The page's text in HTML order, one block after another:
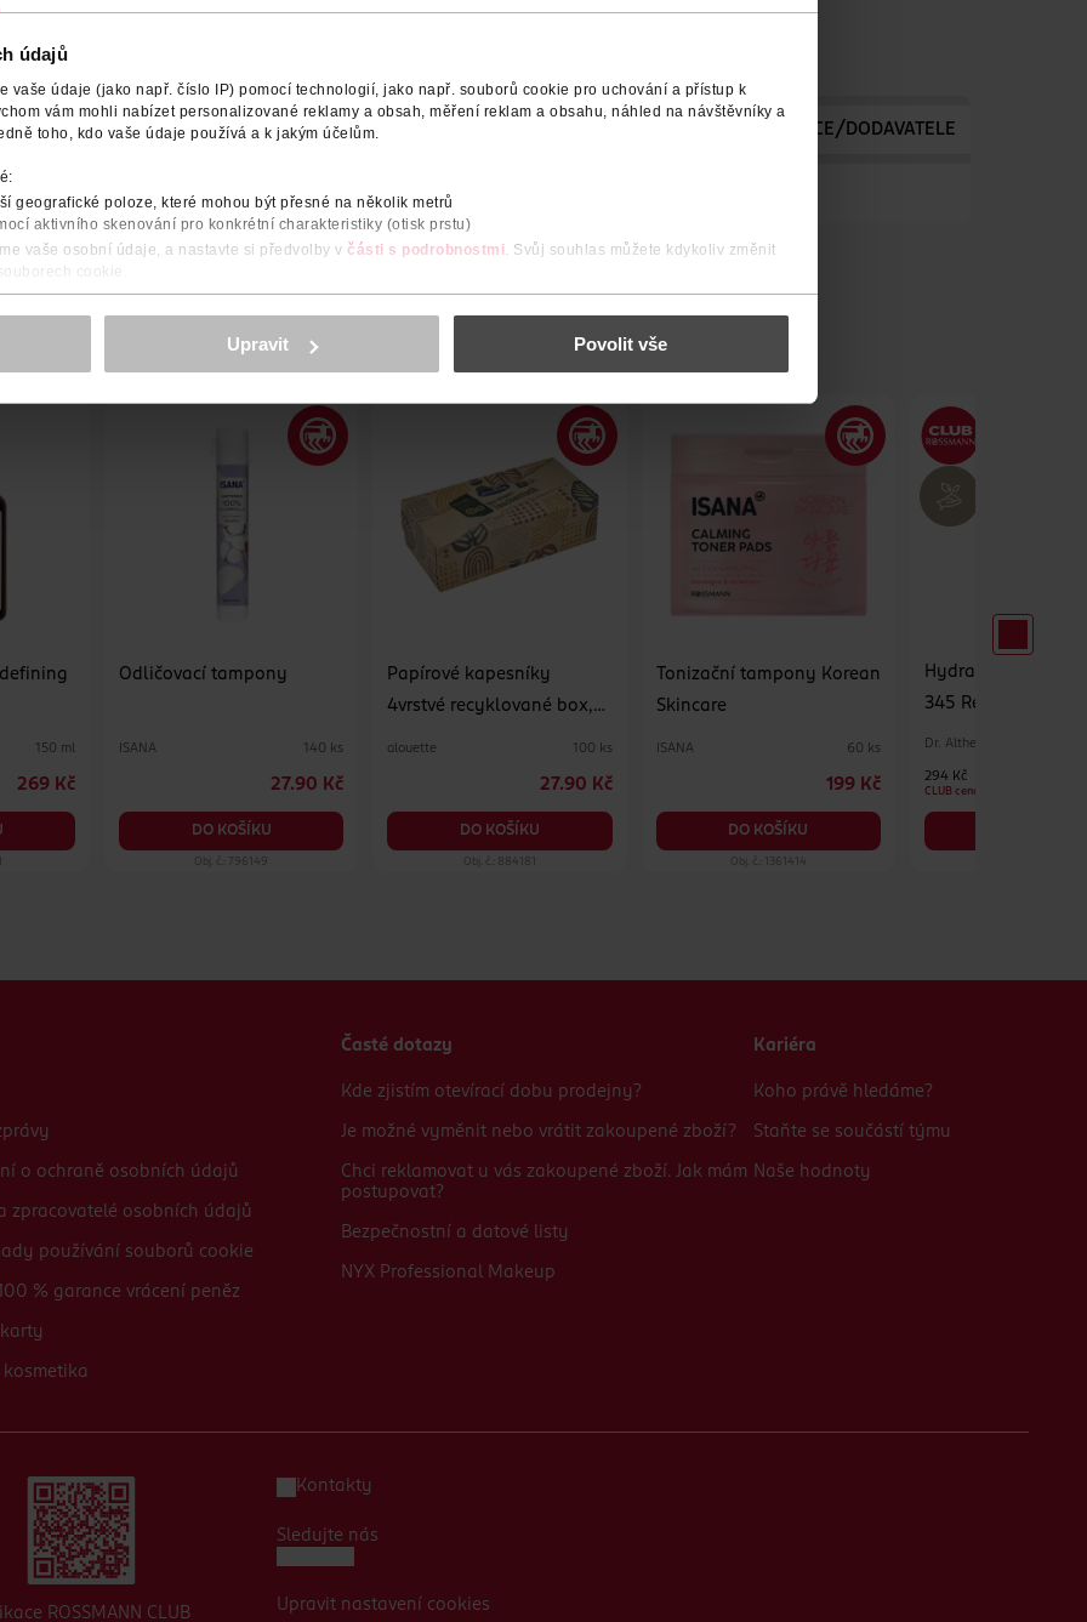
údajů
vaše údaje (jako např. číslo IP) pomocí technologií, jako např. souborů cookie pro uchování a přístup k
vám mohli nabízet personalizované reklamy a obsah, měření reklam a obsahu, náhled na návštěvníky a
toho, kdo vaše údaje používá a k jakým účelům.
geografické poloze, které mohou být přesné na několik metrů
aktivního skenování pro konkrétní charakteristiky (otisk prstu)
vaše osobní údaje, a nastavte si předvolby v části s podrobnostmi . Svůj souhlas můžete kdykoliv změnit
cookie.
a reklam, funkcí sociálních médií, analýze návštěvnosti, které mohou nést osobní údaje.
osobních údajů.
<
Upravit Povolit vše
V VÝROBCE/DODAVATEL POČET ADRESA VÝROBCE/DODAVATELE
E hladce klouže po rtech, aniž by docházelo k zadrhávání či rozmazávání.
150 ml
269 Kč
Odličovací tampony
ISANA 140 ks
27.90 Kč
DO KOŠÍKU
Obj. č.: 796149
Papírové kapesníky
4vrstvé recyklované box,
alouette 100 ks
27.90 Kč
DO KOŠÍKU
Obj. č.: 884181
Tonizační tampony Korean
Skincare
ISANA 60 ks
199 Kč
DO KOŠÍKU
Obj. č.: 1361414
Hydratační
345 Relief Cream
Dr. Althea
294 Kč
CLUB cena
o ochraně osobních údajů
zpracovatelé osobních údajů
používání souborů cookie
% garance vrácení peněz
kosmetika
Časté dotazy
Kde zjistím otevírací dobu prodejny?
Je možné vyměnit nebo vrátit zakoupené zboží?
Chci reklamovat u vás zakoupené zboží. Jak mám
postupovat?
Bezpečnostní a datové listy
NYX Professional Makeup
Kariéra
Koho právě hledáme?
Staňte se součástí týmu
Naše hodnoty
ROSSMANN CLUB
Kontakty
Sledujte nás
Upravit nastavení cookies